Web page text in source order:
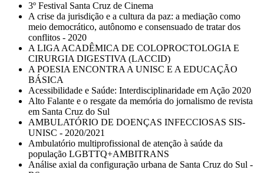
3º Festival Santa Cruz de Cinema
A crise da jurisdição e a cultura da paz: a mediação como
meio democrático, autônomo e consensuado de tratar dos
conflitos - 2020
A LIGA ACADÊMICA DE COLOPROCTOLOGIA E
CIRURGIA DIGESTIVA (LACCID)
A POESIA ENCONTRA A UNISC E A EDUCAÇÃO
BÁSICA
Acessibilidade e Saúde: Interdisciplinaridade em Ação 2020
Alto Falante e o resgate da memória do jornalismo de revista
em Santa Cruz do Sul
AMBULATÓRIO DE DOENÇAS INFECCIOSAS SIS-
UNISC - 2020/2021
Ambulatório multiprofissional de atenção à saúde da
população LGBTTQ+AMBITRANS
Análise axial da configuração urbana de Santa Cruz do Sul -